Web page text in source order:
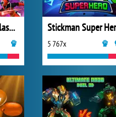
Ultimate Hero Clash 2 Stickman Super
5 767x